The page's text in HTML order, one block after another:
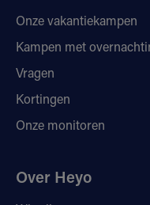
Onze vakantiekampen
Kampen met
Vragen
Kortingen
Onze monitoren
Over Heyo